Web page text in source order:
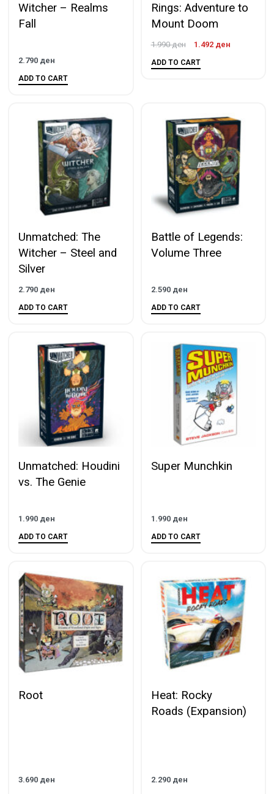
Witcher – Realms
Fall
2.790 ден
ADD TO CART
Rings: Adventure to
Mount Doom
1.990ден 1.492 ден
ADD TO CART
Unmatched: The
Witcher – Steel and
Silver
2.790 ден
ADD TO CART
Battle of Legends:
Volume Three
2.590 ден
ADD TO CART
Unmatched: Houdini
vs. The Genie
1.990 ден
ADD TO CART
Super Munchkin
1.990 ден
ADD TO CART
Root
3.690 ден
Heat: Rocky
Roads (Еxpansion)
2.290 ден